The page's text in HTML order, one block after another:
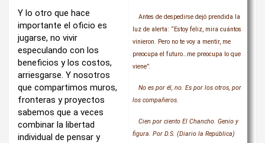
Antes de despedirse dejó prendida la
luz de alerta: “Estoy feliz, mira cuántos
vinieron. Pero no te voy a mentir, me
preocupa el futuro…me preocupa lo que
viene”.
No es por él, no. Es por los otros, por
los compañeros.
Cien por ciento El Chancho. Genio y
figura. Por D.S. (Diario la República)
Y lo otro que hace
importante el oficio es
jugarse, no vivir
especulando con los
beneficios y los costos,
arriesgarse. Y nosotros
que compartimos muros,
fronteras y proyectos
sabemos que a veces
combinar la libertad
individual de pensar y